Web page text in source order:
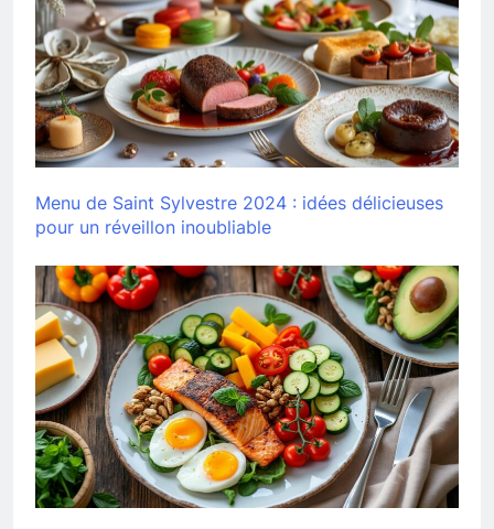
Menu de Saint Sylvestre 2024 : idées délicieuses
pour un réveillon inoubliable